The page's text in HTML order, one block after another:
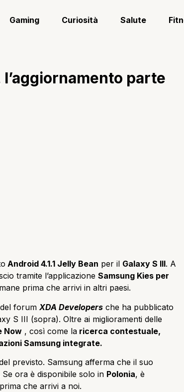
Gaming Curiosità Salute
l’aggiornamento parte
Android 4.1.1 Jelly Bean per il Galaxy S III. A
tramite l’applicazione Samsung Kies per
prima che arrivi in altri paesi.
forum XDA Developers che ha pubblicato
S III (sopra). Oltre ai miglioramenti delle
Now , così come la ricerca contestuale,
Samsung integrate.
previsto. Samsung afferma che il suo
Se ora è disponibile solo in Polonia, è
che arrivi a noi.